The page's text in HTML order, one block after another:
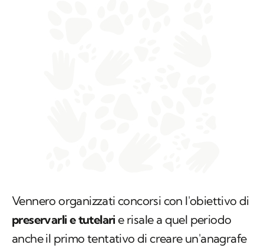
Vennero organizzati concorsi con l'obiettivo di
preservarli e tutelari e risale a quel periodo
anche il primo tentativo di creare un'anagrafe